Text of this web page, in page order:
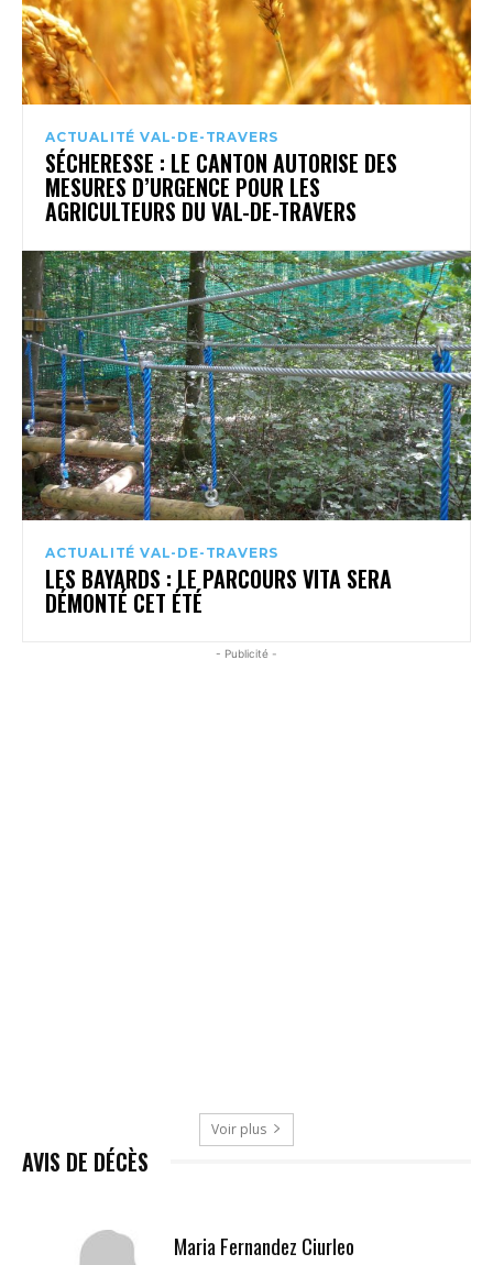
ACTUALITÉ VAL-DE-TRAVERS
SÉCHERESSE : LE CANTON AUTORISE DES
MESURES D’URGENCE POUR LES
AGRICULTEURS DU VAL-DE-TRAVERS
ACTUALITÉ VAL-DE-TRAVERS
LES BAYARDS : LE PARCOURS VITA SERA
DÉMONTÉ CET ÉTÉ
- Publicité -
Voir plus
AVIS DE DÉCÈS
Maria Fernandez Ciurleo